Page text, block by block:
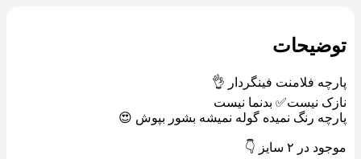
توضیحات
پارچه فلامنت فینگردار 👌
نازک نیست✅ بدنما نیست
پارچه رنگ نمیده گوله نمیشه بشور بپوش 😍
موجود در ٢ سایز 👇